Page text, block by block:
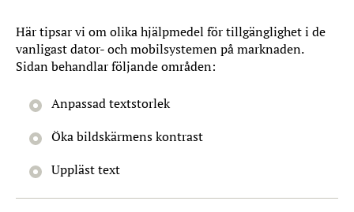
Här tipsar vi om olika hjälpmedel för tillgänglighet i de
vanligast dator- och mobilsystemen på marknaden.
Sidan behandlar följande områden:
Anpassad textstorlek
Öka bildskärmens kontrast
Uppläst text